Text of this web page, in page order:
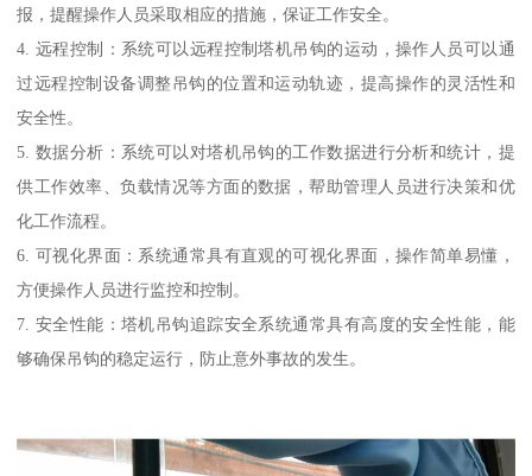
报，提醒操作人员采取相应的措施，保证工作安全。
4. 远程控制：系统可以远程控制塔机吊钩的运动，操作人员可以通
过远程控制设备调整吊钩的位置和运动轨迹，提高操作的灵活性和
安全性。
5. 数据分析：系统可以对塔机吊钩的工作数据进行分析和统计，提
供工作效率、负载情况等方面的数据，帮助管理人员进行决策和优
化工作流程。
6. 可视化界面：系统通常具有直观的可视化界面，操作简单易懂，
方便操作人员进行监控和控制。
7. 安全性能：塔机吊钩追踪安全系统通常具有高度的安全性能，能
够确保吊钩的稳定运行，防止意外事故的发生。